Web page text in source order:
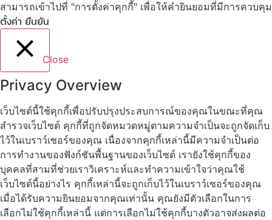
สามารถเข้าไปที่ "การตั้งค่าคุกกี้" เพื่อให้คำยินยอมที่มีการควบคุม
ตั้งค่า ยืนยัน
Close
Privacy Overview
เว็บไซต์นี้ใช้คุกกี้เพื่อปรับปรุงประสบการณ์ของคุณในขณะที่คุณ
สำรวจเว็บไซต์ คุกกี้ที่ถูกจัดหมวดหมู่ตามความจำเป็นจะถูกจัดเก็บ
ไว้ในเบราว์เซอร์ของคุณ เนื่องจากคุกกี้เหล่านี้มีความจำเป็นต่อ
การทำงานของฟังก์ชันพื้นฐานของเว็บไซต์ เรายังใช้คุกกี้ของ
บุคคลที่สามที่ช่วยเราวิเคราะห์และทำความเข้าใจว่าคุณใช้
เว็บไซต์นี้อย่างไร คุกกี้เหล่านี้จะถูกเก็บไว้ในเบราว์เซอร์ของคุณ
เมื่อได้รับความยินยอมจากคุณเท่านั้น คุณยังมีตัวเลือกในการ
เลือกไม่ใช้คุกกี้เหล่านี้ แต่การเลือกไม่ใช้คุกกี้บางตัวอาจส่งผลต่อ